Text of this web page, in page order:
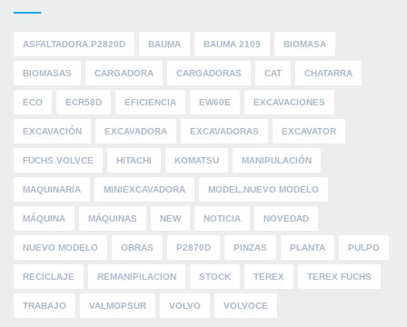
ASFALTADORA.P2820D BAUMA BAUMA 2109 BIOMASA
BIOMASAS CARGADORA CARGADORAS CAT CHATARRA
ECO ECR58D EFICIENCIA EW60E EXCAVACIONES
EXCAVACIÓN EXCAVADORA EXCAVADORAS EXCAVATOR
FUCHS.VOLVCE HITACHI KOMATSU MANIPULACIÓN
MAQUINARIA MINIEXCAVADORA MODEL.NUEVO MODELO
MÁQUINA MÁQUINAS NEW NOTICIA NOVEDAD
NUEVO MODELO OBRAS P2870D PINZAS PLANTA PULPO
RECICLAJE REMANIPILACION STOCK TEREX TEREX FUCHS
TRABAJO VALMOPSUR VOLVO VOLVOCE